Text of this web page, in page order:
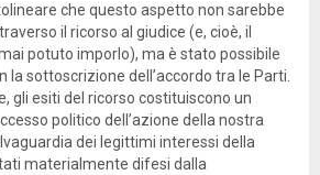
che questo aspetto non sarebbe
il ricorso al giudice (e, cioè, il
potuto imporlo), ma è stato possibile
la sottoscrizione dell’accordo tra le Parti.
gli esiti del ricorso costituiscono un
politico dell’azione della nostra
dei legittimi interessi della
materialmente difesi dalla